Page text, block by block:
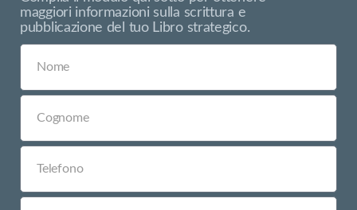
maggiori informazioni sulla scrittura e
pubblicazione del tuo Libro strategico.